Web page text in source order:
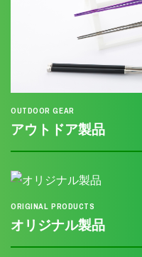
OUTDOOR GEAR
アウトドア製品
ORIGINAL PRODUCTS
オリジナル製品